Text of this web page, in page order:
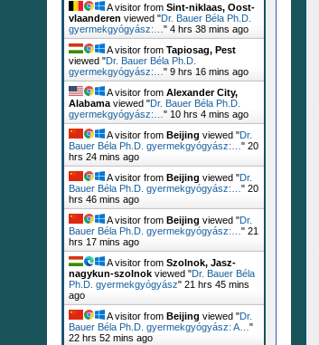
A visitor from Sint-niklaas, Oost-
vlaanderen viewed "Dr. Bauer Béla Ph.D.
gyermekgyógyász:… " 4 hrs 38 mins ago
A visitor from Tapiosag, Pest
viewed "Dr. Bauer Béla Ph.D.
gyermekgyógyász:… " 9 hrs 16 mins ago
A visitor from Alexander City,
Alabama viewed "Dr. Bauer Béla Ph.D.
gyermekgyógyász:… " 10 hrs 4 mins ago
A visitor from Beijing viewed "Dr.
Bauer Béla Ph.D. gyermekgyógyász:… " 20
hrs 24 mins ago
A visitor from Beijing viewed "Dr.
Bauer Béla Ph.D. gyermekgyógyász:… " 20
hrs 46 mins ago
A visitor from Beijing viewed "Dr.
Bauer Béla Ph.D. gyermekgyógyász:… " 21
hrs 17 mins ago
A visitor from Szolnok, Jasz-
nagykun-szolnok viewed "Dr. Bauer Béla
Ph.D. gyermekgyógyász" 21 hrs 45 mins
ago
A visitor from Beijing viewed "Dr.
Bauer Béla Ph.D. gyermekgyógyász: A… "
22 hrs 52 mins ago